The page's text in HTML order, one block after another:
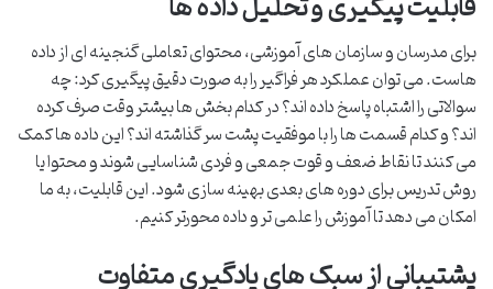
برای مدرسان و سازمان های آموزشی، محتوای تعاملی گنجینه ای از داده
هاست. می توان عملکرد هر فراگیر را به صورت دقیق پیگیری کرد: چه
سوالاتی را اشتباه پاسخ داده اند؟ در کدام بخش ها بیشتر وقت صرف کرده
اند؟ و کدام قسمت ها را با موفقیت پشت سر گذاشته اند؟ این داده ها کمک
می کنند تا نقاط ضعف و قوت جمعی و فردی شناسایی شوند و محتوا یا
روش تدریس برای دوره های بعدی بهینه سازی شود. این قابلیت، به ما
امکان می دهد تا آموزش را علمی تر و داده محورتر کنیم.
پشتیبانی از سبک های یادگیری متفاوت